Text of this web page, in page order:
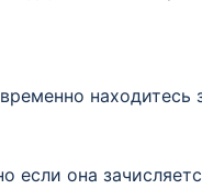
находитесь
если она